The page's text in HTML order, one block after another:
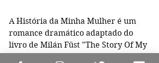
A História da Minha Mulher é um
romance dramático adaptado do
livro de Milán Füst "The Story Of My